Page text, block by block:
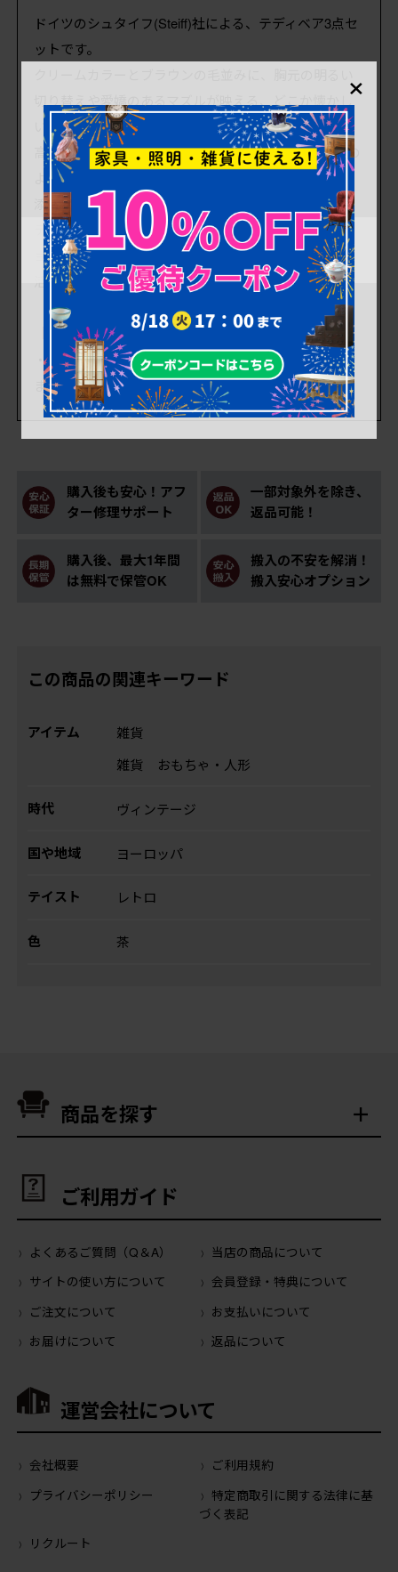
ドイツのシュタイフ(Steiff)社による、テディベア3点セ
ットです。
切り替えや愛嬌のあるマズルが映える、どこか懐かし
い表情が魅力です。
高さ約38cmと30cmのサイズ違いで揃っており、親子の
ように並べて飾ることで、リビングや寝室に温かみを
添えてくれます。
テディベアコレクションの一員としてはもちろん、シ
ョップやイベントでのディスプレイアイテムとしても
活躍してくれるセットです。
【状態について】
・多少の使用感はありますが、大きなダメージはあり
ません。画像を参考にお願いいたします。
購入後も安心！アフ
ター修理サポート
一部対象外を除き、
返品可能！
購入後、最大1年間
は無料で保管OK
搬入の不安を解消！
搬入安心オプション
この商品の関連キーワード
アイテム
雑貨
雑貨
おもちゃ・人形
時代 ヴィンテージ
国や地域 ヨーロッパ
テイスト レトロ
色 茶
商品を探す
ご利用ガイド
よくあるご質問（Q＆A）
当店の商品について
サイトの使い方について
会員登録・特典について
ご注文について
お支払いについて
お届けについて
返品について
運営会社について
会社概要
ご利用規約
プライバシーポリシー
特定商取引に関する法律に基
づく表記
リクルート
×